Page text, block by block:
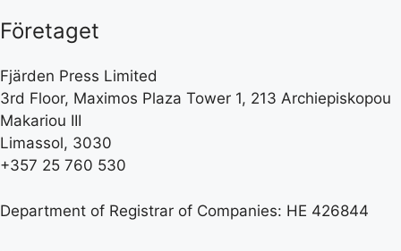
Företaget
Fjärden Press Limited
3rd Floor, Maximos Plaza Tower 1, 213 Archiepiskopou
Makariou III
Limassol, 3030
+357 25 760 530
Department of Registrar of Companies: HE 426844